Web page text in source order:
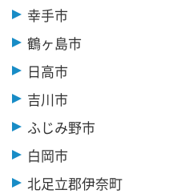
幸手市
鶴ヶ島市
日高市
吉川市
ふじみ野市
白岡市
北足立郡伊奈町